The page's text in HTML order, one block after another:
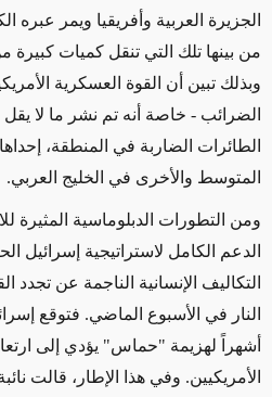
الجزيرة العربية وأفريقيا ويمر عبره
من بينها تلك التي تنقل كميات كبيرة
وبذلك تبين أن القوة العسكرية
الضرائب - خاصة أنه تم نشر ما لا
الطائرات الضاربة في المنطقة،
المتوسط والأخرى في الخليج العربي.
ومن التطورات الدبلوماسية المثيرة
الدعم الكامل لاستراتيجية إسرائيل
التكاليف الإنسانية الناجمة عن تجدد
النار في الأسبوع الماضي. فتوقع
أشهراً لهزيمة "حماس" يؤدي إلى
الأمريكيين. وفي هذا الإطار، قالت